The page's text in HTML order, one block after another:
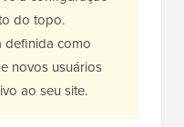
do topo.
definida como
novos usuários
ao seu site.